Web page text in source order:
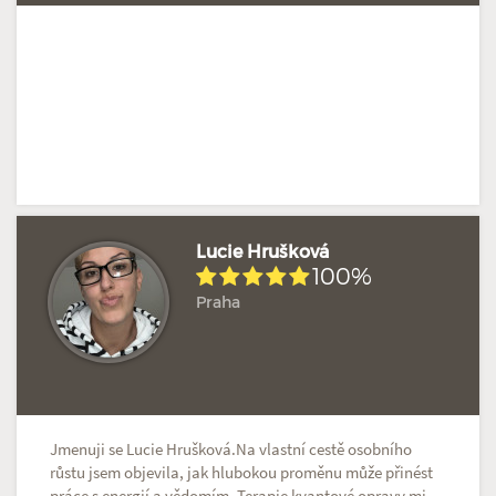
Lucie Hrušková
100%
Praha
Jmenuji se Lucie Hrušková.Na vlastní cestě osobního
růstu jsem objevila, jak hlubokou proměnu může přinést
Hodnoceno: 2×